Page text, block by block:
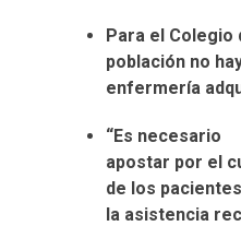
Para el
población no
enfermería
“Es necesario
apostar por el
de los
la asistencia